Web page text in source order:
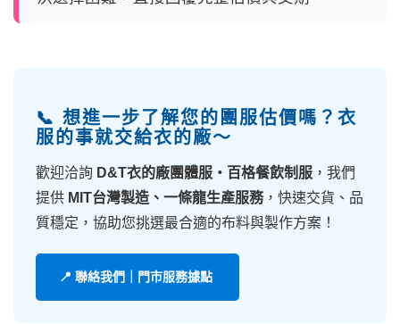
📞 想進一步了解您的團服估價嗎？衣
服的事就交給衣的廠～
歡迎洽詢 D&T衣的廠團體服・百格餐飲制服 ，我們
提供 MIT台灣製造、一條龍生產服務，快速交貨、品
質穩定，協助您挑選最合適的布料與製作方案！
📍 聯絡我們｜門市服務據點